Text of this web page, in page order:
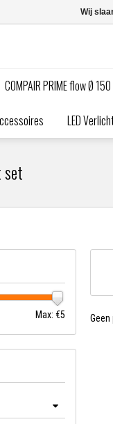
COMPAIR PRIME flow Ø
LED
set
Geen
Max: €5
Wij